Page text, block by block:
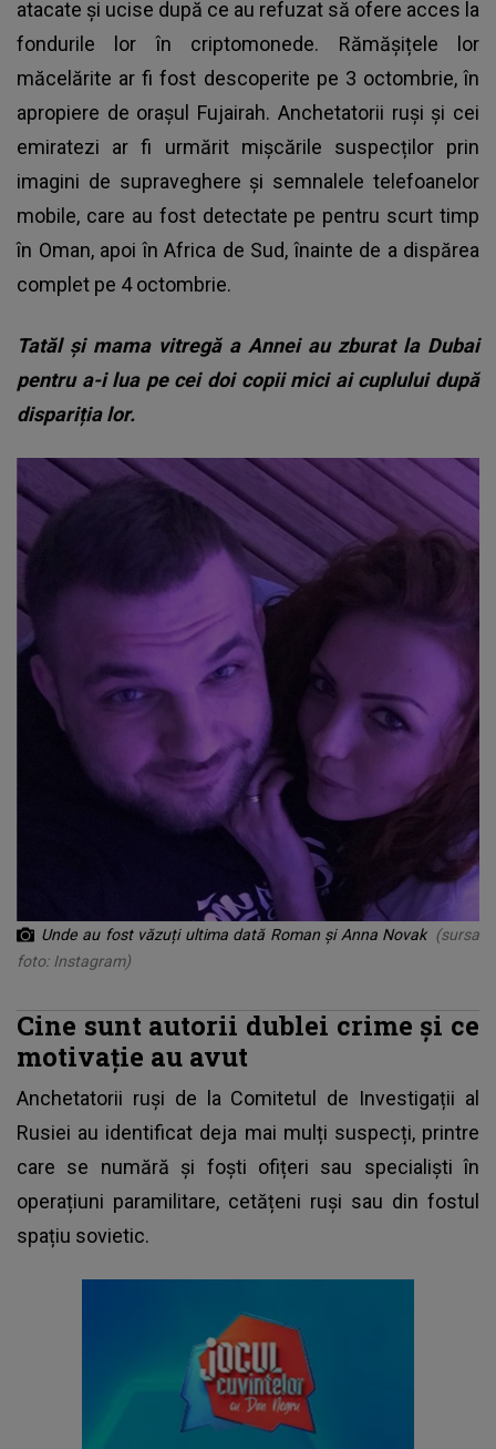
atacate și ucise după ce au refuzat să ofere acces la
fondurile lor în criptomonede. Rămășițele lor
măcelărite ar fi fost descoperite pe 3 octombrie, în
apropiere de orașul Fujairah. Anchetatorii ruși și cei
emiratezi ar fi urmărit mișcările suspecților prin
imagini de supraveghere și semnalele telefoanelor
mobile, care au fost detectate pe pentru scurt timp
în Oman, apoi în Africa de Sud, înainte de a dispărea
complet pe 4 octombrie.
Tatăl și mama vitregă a Annei au zburat la Dubai
pentru a-i lua pe cei doi copii mici ai cuplului după
dispariția lor.
Unde au fost văzuți ultima dată Roman și Anna Novak (sursa
foto: Instagram)
Cine sunt autorii dublei crime și ce
motivație au avut
Anchetatorii ruși de la Comitetul de Investigații al
Rusiei au identificat deja mai mulți suspecți, printre
care se numără și foști ofițeri sau specialiști în
operațiuni paramilitare, cetățeni ruși sau din fostul
spațiu sovietic.